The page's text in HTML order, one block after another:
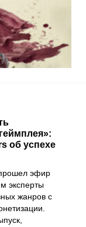
об успехе
эфир
эксперты
жанров с